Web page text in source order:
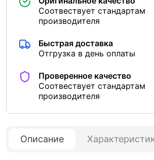
Соотвествует стандартам
производителя
Быстрая доставка
Отгрузка в день оплаты
Проверенное качество
Соотвествует стандартам
производителя
Описание